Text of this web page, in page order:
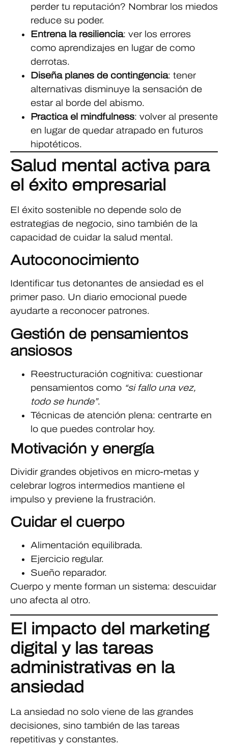
perder tu reputación? Nombrar los miedos
reduce su poder.
Entrena la resiliencia: ver los errores
como aprendizajes en lugar de como
derrotas.
Diseña planes de contingencia: tener
alternativas disminuye la sensación de
estar al borde del abismo.
Practica el mindfulness: volver al presente
en lugar de quedar atrapado en futuros
hipotéticos.
Salud mental activa para
el éxito empresarial
El éxito sostenible no depende solo de
estrategias de negocio, sino también de la
capacidad de cuidar la salud mental.
Autoconocimiento
Identificar tus detonantes de ansiedad es el
primer paso. Un diario emocional puede
ayudarte a reconocer patrones.
Gestión de pensamientos
ansiosos
Reestructuración cognitiva: cuestionar
pensamientos como “si fallo una vez,
todo se hunde”.
Técnicas de atención plena: centrarte en
lo que puedes controlar hoy.
Motivación y energía
Dividir grandes objetivos en micro-metas y
celebrar logros intermedios mantiene el
impulso y previene la frustración.
Cuidar el cuerpo
Alimentación equilibrada.
Ejercicio regular.
Sueño reparador.
Cuerpo y mente forman un sistema: descuidar
uno afecta al otro.
El impacto del marketing
digital y las tareas
administrativas en la
ansiedad
La ansiedad no solo viene de las grandes
decisiones, sino también de las tareas
repetitivas y constantes.